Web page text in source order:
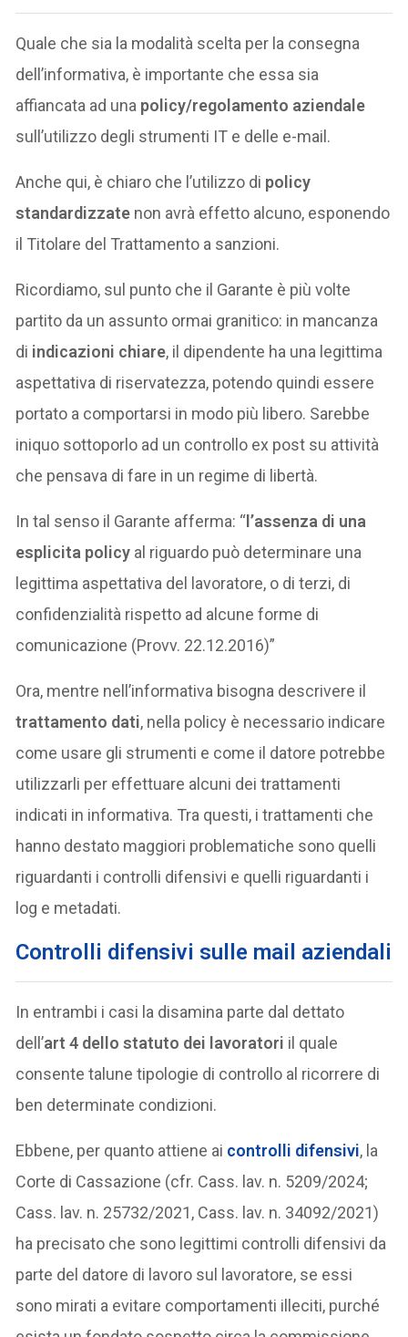
Quale che sia la modalità scelta per la consegna
dell’informativa, è importante che essa sia
affiancata ad una policy/regolamento aziendale
sull’utilizzo degli strumenti IT e delle e-mail.
Anche qui, è chiaro che l’utilizzo di policy
standardizzate non avrà effetto alcuno, esponendo
il Titolare del Trattamento a sanzioni.
Ricordiamo, sul punto che il Garante è più volte
partito da un assunto ormai granitico: in mancanza
di indicazioni chiare, il dipendente ha una legittima
aspettativa di riservatezza, potendo quindi essere
portato a comportarsi in modo più libero. Sarebbe
iniquo sottoporlo ad un controllo ex post su attività
che pensava di fare in un regime di libertà.
In tal senso il Garante afferma: “l’assenza di una
esplicita policy al riguardo può determinare una
legittima aspettativa del lavoratore, o di terzi, di
confidenzialità rispetto ad alcune forme di
comunicazione (Provv. 22.12.2016)”
Ora, mentre nell’informativa bisogna descrivere il
trattamento dati, nella policy è necessario indicare
come usare gli strumenti e come il datore potrebbe
utilizzarli per effettuare alcuni dei trattamenti
indicati in informativa. Tra questi, i trattamenti che
hanno destato maggiori problematiche sono quelli
riguardanti i controlli difensivi e quelli riguardanti i
log e metadati.
Controlli difensivi sulle mail aziendali
In entrambi i casi la disamina parte dal dettato
dell’art 4 dello statuto dei lavoratori il quale
consente talune tipologie di controllo al ricorrere di
ben determinate condizioni.
Ebbene, per quanto attiene ai controlli difensivi, la
Corte di Cassazione (cfr. Cass. lav. n. 5209/2024;
Cass. lav. n. 25732/2021, Cass. lav. n. 34092/2021)
ha precisato che sono legittimi controlli difensivi da
parte del datore di lavoro sul lavoratore, se essi
sono mirati a evitare comportamenti illeciti, purché